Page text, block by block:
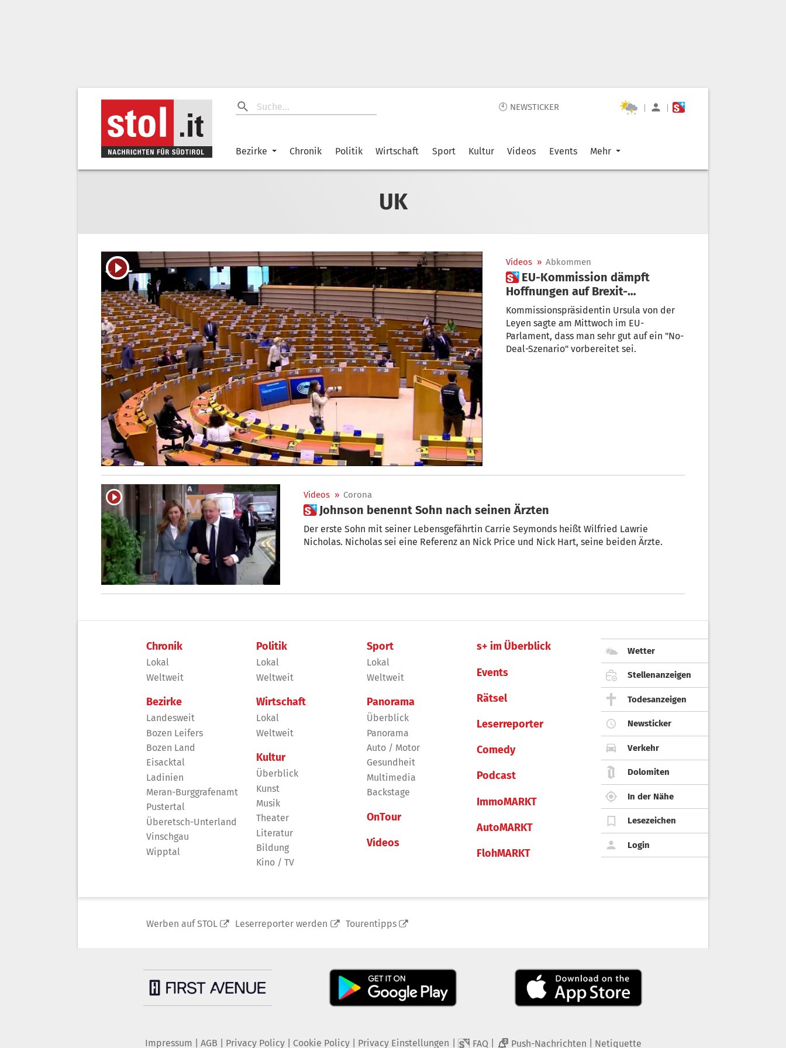
🕙 NEWSTICKER | |
Bezirke Chronik Politik Wirtschaft Sport Kultur Videos Events Mehr
UK
Videos » Abkommen
 EU-Kommission dämpft
Hoffnungen auf Brexit-
Abkommen
Kommissionspräsidentin Ursula von der
Leyen sagte am Mittwoch im EU-
Parlament, dass man sehr gut auf ein "No-
Deal-Szenario" vorbereitet sei.
Videos » Corona
 Johnson benennt Sohn nach seinen Ärzten
Der erste Sohn mit seiner Lebensgefährtin Carrie Seymonds heißt Wilfried Lawrie
Nicholas. Nicholas sei eine Referenz an Nick Price und Nick Hart, seine beiden Ärzte.
Chronik
Lokal
Weltweit
Bezirke
Landesweit
Bozen Leifers
Bozen Land
Eisacktal
Ladinien
Meran-Burggrafenamt
Pustertal
Überetsch-Unterland
Vinschgau
Wipptal
Politik
Lokal
Weltweit
Wirtschaft
Lokal
Weltweit
Kultur
Überblick
Kunst
Musik
Theater
Literatur
Bildung
Kino / TV
Sport
Lokal
Weltweit
Panorama
Überblick
Panorama
Auto / Motor
Gesundheit
Multimedia
Backstage
OnTour
Videos
s+ im Überblick
Events
Rätsel
Leserreporter
Comedy
Podcast
ImmoMARKT
AutoMARKT
FlohMARKT
Wetter
Stellenanzeigen
Todesanzeigen
Newsticker
Verkehr
Dolomiten
In der Nähe
Lesezeichen
Login
Werben auf STOL Leserreporter werden Tourentipps
Impressum AGB Privacy Policy| Cookie Policy| Privacy Einstellungen FAQ 2 Push-Nachrichten Netiquette